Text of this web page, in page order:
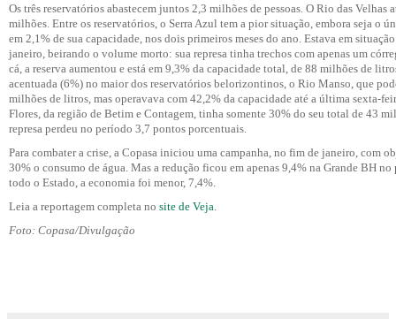
Os três reservatórios abastecem juntos 2,3 milhões de pessoas. O Rio das Velhas
milhões. Entre os reservatórios, o Serra Azul tem a pior situação, embora seja o
em 2,1% de sua capacidade, nos dois primeiros meses do ano. Estava em
janeiro, beirando o volume morto: sua represa tinha trechos com apenas um
cá, a reserva aumentou e está em 9,3% da capacidade total, de 88 milhões de
acentuada (6%) no maior dos reservatórios belorizontinos, o Rio Manso, que
milhões de litros, mas operavava com 42,2% da capacidade até a última sexta-
Flores, da região de Betim e Contagem, tinha somente 30% do seu total de 43
represa perdeu no período 3,7 pontos porcentuais.
Para combater a crise, a Copasa iniciou uma campanha, no fim de janeiro, com
30% o consumo de água. Mas a redução ficou em apenas 9,4% na Grande BH no
todo o Estado, a economia foi menor, 7,4%.
Leia a reportagem completa no site de Veja
Foto: Copasa/Divulgação